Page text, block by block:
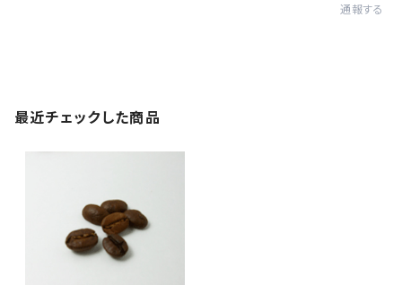
通報する
最近チェックした商品